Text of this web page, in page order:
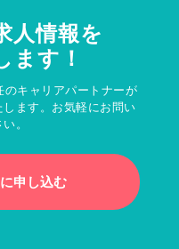
人情報を
ます！
のキャリアパートナーが
ます。お気軽にお問い
。
申し込む